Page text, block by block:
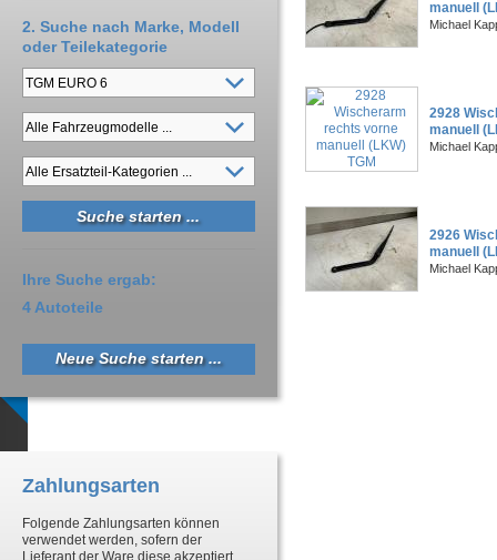
manuell
Michael
2928
manuell
Michael
2926
manuell
Michael
2. Suche nach Marke, Modell
oder Teilekategorie
Ihre Suche ergab:
4 Autoteile
Neue Suche starten ...
Zahlungsarten
Folgende Zahlungsarten können
verwendet werden, sofern der
Lieferant der Ware diese akzeptiert